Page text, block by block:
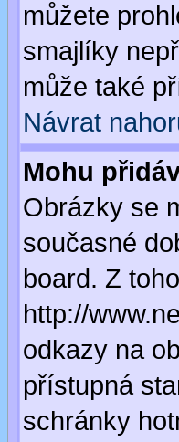
můžete
smajlíky
může také
Návrat
Mohu
Obrázky se
současné
board. Z
http://
odkazy na
přístupná
schránky